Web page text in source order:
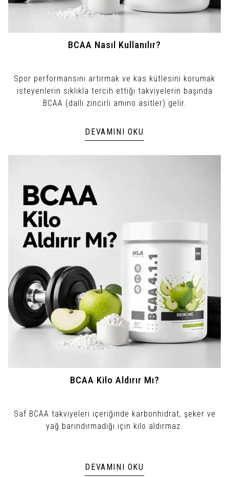
BCAA Nasıl Kullanılır?
Spor performansını artırmak ve kas kütlesini korumak
isteyenlerin sıklıkla tercih ettiği takviyelerin başında
BCAA (dallı zincirli amino asitler) gelir.
DEVAMINI OKU
BCAA Kilo Aldırır Mı?
Saf BCAA takviyeleri içeriğinde karbonhidrat, şeker ve
yağ barındırmadığı için kilo aldırmaz.
DEVAMINI OKU